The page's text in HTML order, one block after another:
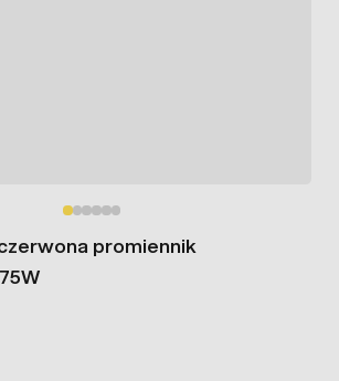
promiennik